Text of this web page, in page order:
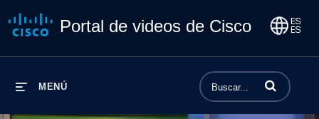
Portal de videos de Cisco
MENÚ Introduzca los